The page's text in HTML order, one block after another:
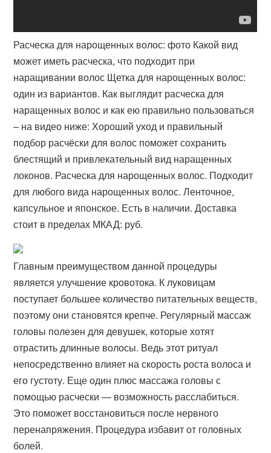
Расческа для нарощенных волос: фото Какой вид
может иметь расческа, что подходит при
наращивании волос Щетка для нарощенных волос:
один из вариантов. Как выглядит расческа для
наращенных волос и как ею правильно пользоваться
– на видео ниже: Хороший уход и правильный
подбор расчёски для волос поможет сохранить
блестящий и привлекательный вид наращенных
локонов. Расческа для нарощенных волос. Подходит
для любого вида нарощенных волос. Ленточное,
капсульное и японское. Есть в наличии. Доставка
стоит в пределах МКАД: руб.
Главным преимуществом данной процедуры
является улучшение кровотока. К луковицам
поступает большее количество питательных веществ,
поэтому они становятся крепче. Регулярный массаж
головы полезен для девушек, которые хотят
отрастить длинные волосы. Ведь этот ритуал
непосредственно влияет на скорость роста волоса и
его густоту. Еще один плюс массажа головы с
помощью расчески — возможность расслабиться.
Это поможет восстановиться после нервного
перенапряжения. Процедура избавит от головных
болей.